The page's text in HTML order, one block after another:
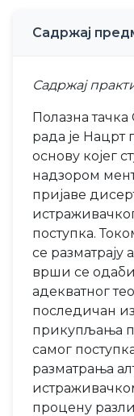
Садржај
Садржај
Полазна тачка
рада је Нацрт
основу којег
надзором
пријаве
поступка.
се разматрају
врши се
адекватног
последичан
прикупљања
самог
разматрања
процену